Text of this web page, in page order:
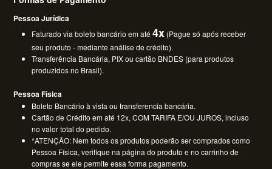
Pessoa Jurídica
Faturado via boleto bancário em até4x (Pague só após receber
seu produto - mediante análise de crédito).
Transferência Bancária, PIX ou cartão BNDES (para produtos
produzidos no Brasil).
Pessoa Física
Boleto Bancário à vista ou transferencia bancária.
Cartão de Crédito em até 12x, COM TARIFA E/OU JUROS, incluso
no valor total do pedido.
*ATENÇÃO: Nem todos os produtos poderão ser comprados como
Pessoa Física, verifique na página do produto e no carrinho de
compras se ele permite essa forma pagamento.